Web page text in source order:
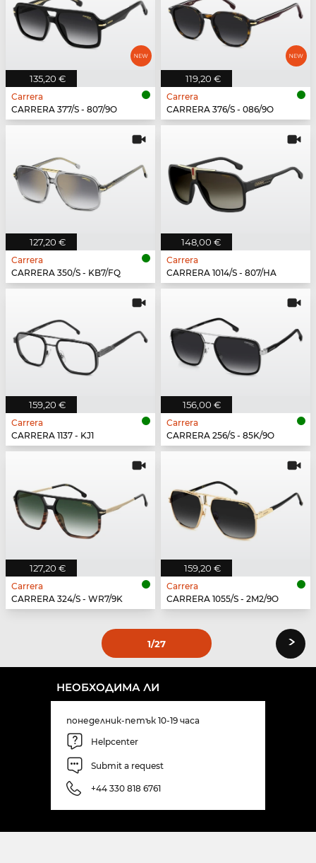
135,20 €
Carrera
CARRERA 377/S - 807/9O
119,20 €
Carrera
CARRERA 376/S - 086/9O
127,20 €
Carrera
CARRERA 350/S - KB7/FQ
148,00 €
Carrera
CARRERA 1014/S - 807/HA
159,20 €
Carrera
CARRERA 1137 - KJ1
156,00 €
Carrera
CARRERA 256/S - 85K/9O
127,20 €
Carrera
CARRERA 324/S - WR7/9K
159,20 €
Carrera
CARRERA 1055/S - 2M2/9O
1/27 ›
НЕОБХОДИМА ЛИ
понеделник-петък 10-19 часа
Helpcenter
Submit a request
+44 330 818 6761